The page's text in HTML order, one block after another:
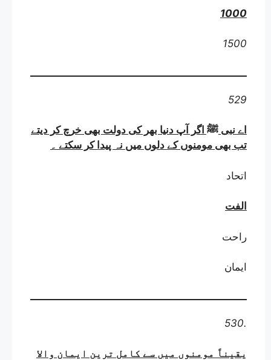
1000
1500
529
اے نبی ﷺ اگر آپ دنیا بھر کی دولت بھی خرچ کر دیتے
تب بھی مومنوں کے دلوں میں نہ پیدا کر سکتے ۔
اتحاد
الفت
راحت
ایمان
530.
یقیناً مومنوں میں سے کامل ترین ایمان والا